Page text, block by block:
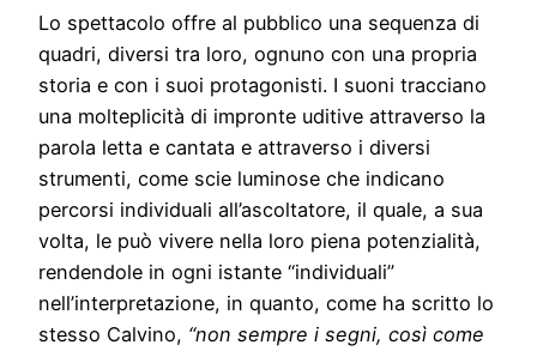
Lo spettacolo offre al pubblico una sequenza di
quadri, diversi tra loro, ognuno con una propria
storia e con i suoi protagonisti. I suoni tracciano
una molteplicità di impronte uditive attraverso la
parola letta e cantata e attraverso i diversi
strumenti, come scie luminose che indicano
percorsi individuali all’ascoltatore, il quale, a sua
volta, le può vivere nella loro piena potenzialità,
rendendole in ogni istante “individuali”
nell’interpretazione, in quanto, come ha scritto lo
stesso Calvino, “non sempre i segni, così come